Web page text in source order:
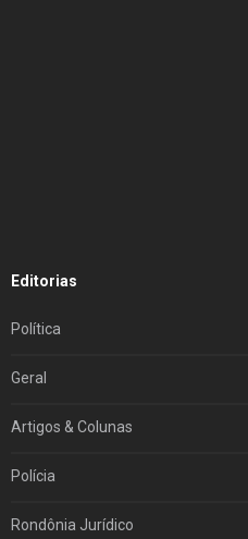
Editorias
Política
Geral
Artigos & Colunas
Polícia
Rondônia Jurídico